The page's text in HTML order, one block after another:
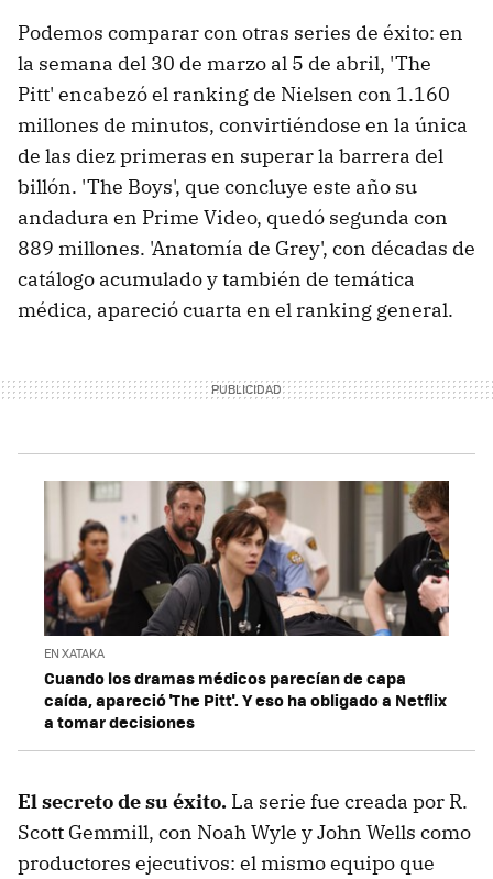
Podemos comparar con otras series de éxito: en
la semana del 30 de marzo al 5 de abril, 'The
Pitt' encabezó el ranking de Nielsen con 1.160
millones de minutos, convirtiéndose en la única
de las diez primeras en superar la barrera del
billón. 'The Boys', que concluye este año su
andadura en Prime Video, quedó segunda con
889 millones. 'Anatomía de Grey', con décadas de
catálogo acumulado y también de temática
médica, apareció cuarta en el ranking general.
EN XATAKA
Cuando los dramas médicos parecían de capa
caída, apareció 'The Pitt'. Y eso ha obligado a Netflix
a tomar decisiones
El secreto de su éxito. La serie fue creada por R.
Scott Gemmill, con Noah Wyle y John Wells como
productores ejecutivos: el mismo equipo que